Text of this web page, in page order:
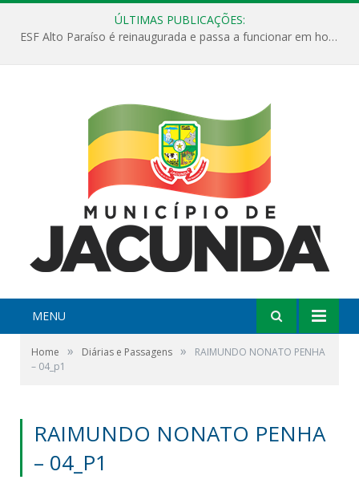
ÚLTIMAS PUBLICAÇÕES:
ESF Alto Paraíso é reinaugurada e passa a funcionar em horário estendido
MENU
Home » Diárias e Passagens »
RAIMUNDO NONATO PENHA
– 04_p1
RAIMUNDO NONATO PENHA
– 04_P1